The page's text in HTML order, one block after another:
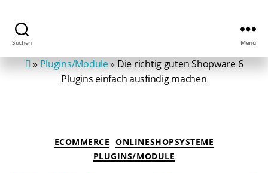
Suchen
-
eCommerce
Menü
» Plugins/Module» Die richtig guten Shopware 6
Plugins einfach ausfindig machen
Kategorien
ECOMMERCE
ONLINESHOPSYSTEME
PLUGINS/MODULE